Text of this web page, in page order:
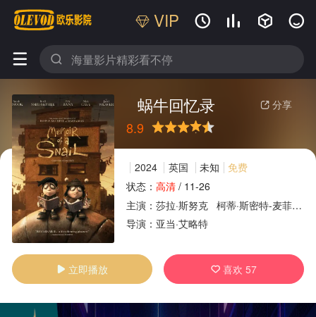
VIP    
 
 分享
蜗牛回忆录
8.9
很差较差还行推荐力荐
2024 英国 未知
免费
状态： 高清/ 11-26
主演： 莎拉·斯努克 柯蒂·斯密特-麦菲 杰
导演： 亚当·艾略特
 立即播放  喜欢57